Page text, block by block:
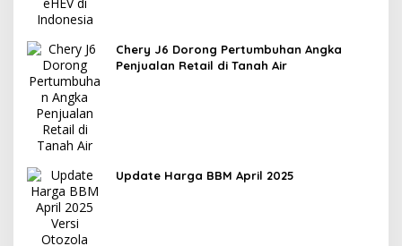
Chery J6 Dorong Pertumbuhan Angka
Penjualan Retail di Tanah Air
Update Harga BBM April 2025